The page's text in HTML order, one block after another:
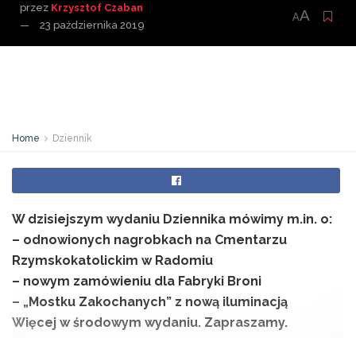
przez Krzysztof Czaban
23 października 2019
AA
Home Dziennik
W dzisiejszym wydaniu Dziennika mówimy m.in. o:
– odnowionych nagrobkach na Cmentarzu
Rzymskokatolickim w Radomiu
– nowym zamówieniu dla Fabryki Broni
– „Mostku Zakochanych” z nową iluminacją
Więcej w środowym wydaniu. Zapraszamy.